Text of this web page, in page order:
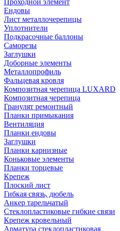
Проходной элемент
Ендовы
Лист металлочерепицы
Уплотнители
Подкрасочные баллоны
Саморезы
Заглушки
Доборные элементы
Металлопрофиль
Фальцевая кровля
Композитная черепица LUXARD
Композитная черепица
Гранулят ремонтный
Планки примыкания
Вентиляция
Планки ендовы
Заглушки
Планки карнизные
Коньковые элементы
Планки торцевые
Крепеж
Плоский лист
Гибкая связь, дюбель
Анкер тарельчатый
Стеклопластиковые гибкие связи
Крепеж кровельный
Арматура стеклопластиковая